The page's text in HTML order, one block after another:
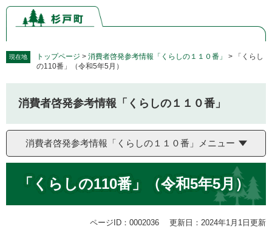
ペ
の
で
メ
ー
ば
文
現在地 トップページ > 消費者啓発参考情報「くらしの１１０番」 >
「くらし
の110番」（令和5年5月）
消費者啓発参考情報「くらしの１１０番」
消費者啓発参考情報「くらしの１１０番」メニュー
「くらしの110番」（令和5年5月）
ページID：0002036 更新日：2024年1月1日更新